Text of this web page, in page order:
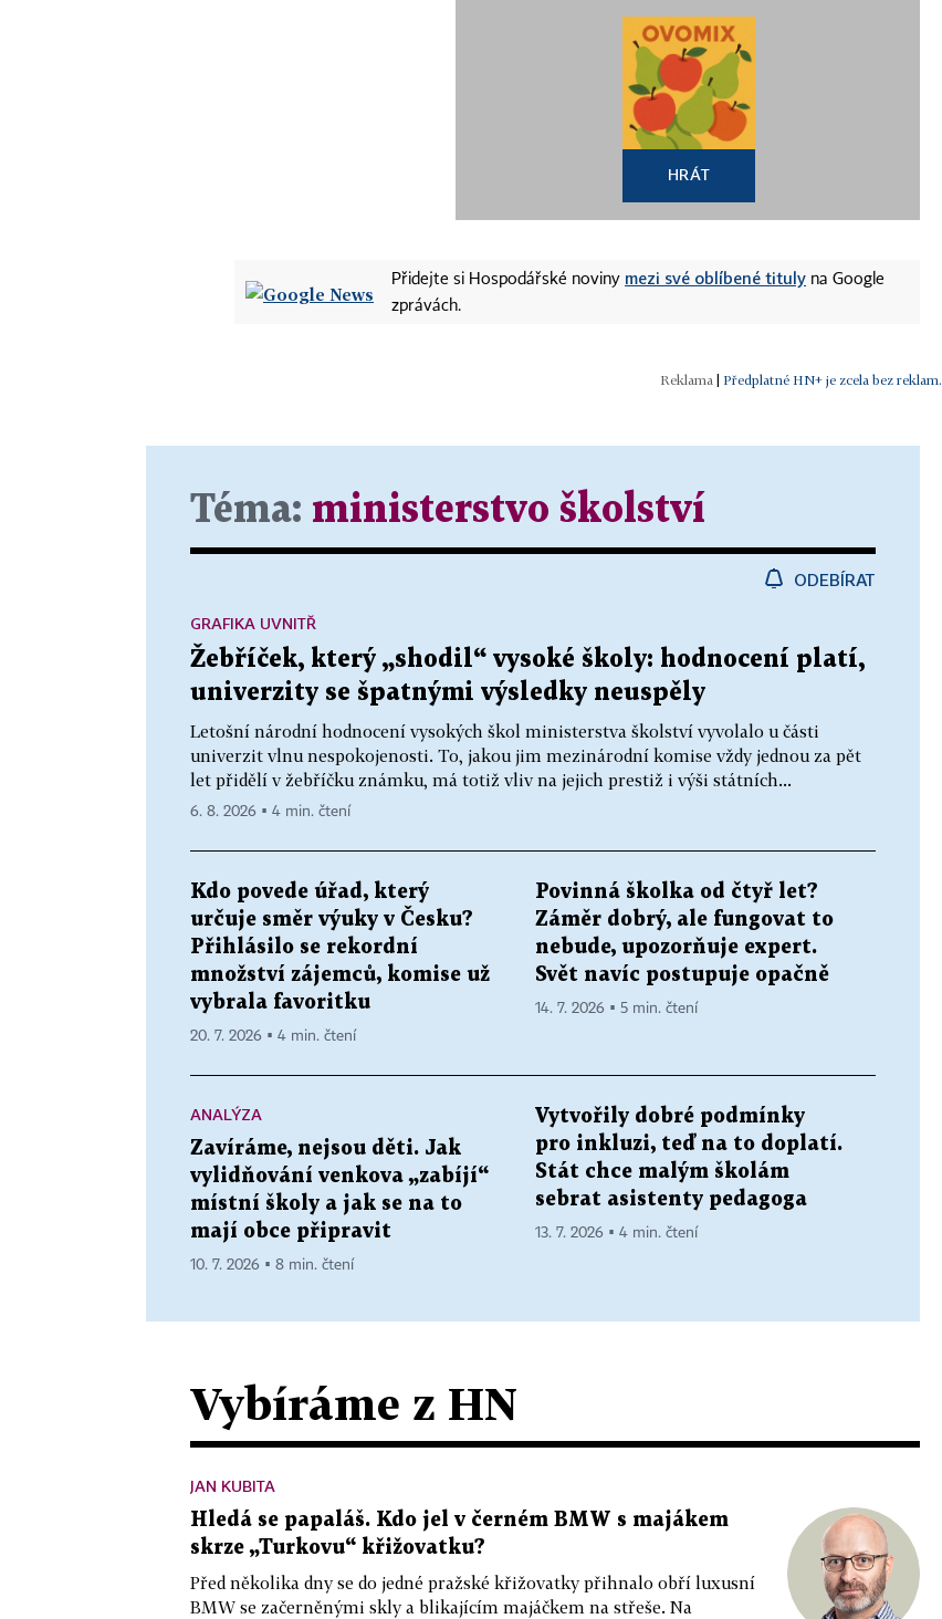
HRÁT
Přidejte si Hospodářské noviny mezi své oblíbené tituly na Google
zprávách.
Předplatné HN+ je zcela bez reklam.
Téma: ministerstvo školství
ODEBÍRAT
Žebříček, který „shodil“ vysoké školy: hodnocení platí,
univerzity se špatnými výsledky neuspěly
Letošní národní hodnocení vysokých škol ministerstva školství vyvolalo u části
univerzit vlnu nespokojenosti. To, jakou jim mezinárodní komise vždy jednou za pět
let přidělí v žebříčku známku, má totiž vliv na jejich prestiž i výši státních...
GRAFIKA UVNITŘ
6. 8. 2026 ▪ 4 min. čtení
Kdo povede úřad, který
určuje směr výuky v Česku?
Přihlásilo se rekordní
množství zájemců, komise už
vybrala favoritku
20. 7. 2026 ▪ 4 min. čtení
Povinná školka od čtyř let?
Záměr dobrý, ale fungovat to
nebude, upozorňuje expert.
Svět navíc postupuje opačně
14. 7. 2026 ▪ 5 min. čtení
ANALÝZA
Zavíráme, nejsou děti. Jak
vylidňování venkova „zabíjí“
místní školy a jak se na to
mají obce připravit
10. 7. 2026 ▪ 8 min. čtení
Vytvořily dobré podmínky
pro inkluzi, teď na to doplatí.
Stát chce malým školám
sebrat asistenty pedagoga
13. 7. 2026 ▪ 4 min. čtení
Vybíráme z HN
JAN KUBITA
Hledá se papaláš. Kdo jel v černém BMW s majákem
skrze „Turkovu“ křižovatku?
Před několika dny se do jedné pražské křižovatky přihnalo obří luxusní
BMW se začerněnými skly a blikajícím majáčkem na střeše. Na